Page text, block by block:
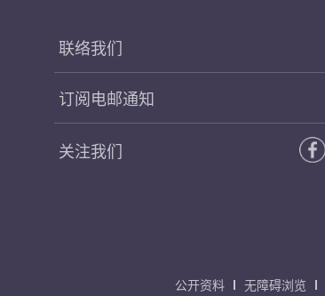
联络我们
订阅电邮通知
关注我们
公开资料 无障碍浏览